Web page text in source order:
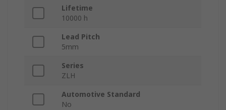
Lifetime
10000 h
Lead Pitch
5mm
Series
ZLH
Automotive Standard
No